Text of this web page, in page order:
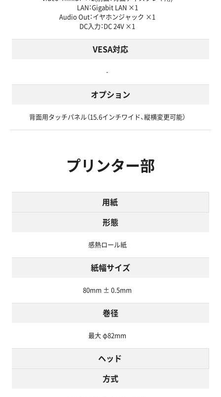
LAN：Gigabit LAN ×1
Audio Out：イヤホンジャック ×1
DC入力：DC 24V ×1
VESA対応
-
オプション
背面用タッチパネル（15.6インチワイド、縦横変更可能）
プリンター部
用紙
形態
感熱ロール紙
紙幅サイズ
80mm ± 0.5mm
巻径
最大 φ82mm
ヘッド
方式